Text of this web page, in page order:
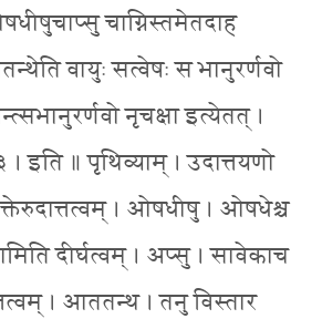
चाग्निस्तमेतदाह
वायुः सत्वेषः स भानुरर्णवो
नृचक्षा इत्येतत् ।
इति ॥ पृथिव्याम् । उदात्तयणो
। ओषधीषु । ओषधेश्च
दीर्घत्वम् । अप्सु । सावेकाच
। आततन्थ । तनु विस्तार